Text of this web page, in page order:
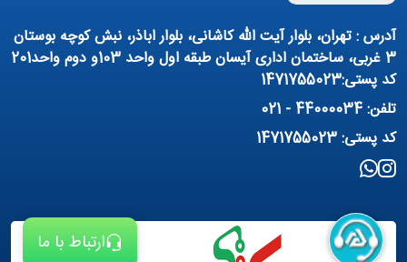
ارتباط با ما
تهویه مطبوع
پمپ هواده
پمپ وکیوم
فیلتراسیون و تصفیه
منبع آب (تانکر آب)
مواد شیمیایی
آدرس : تهران، بلوار آیت الله کاشانی، بلوار اباذر، نبش کوچه بوستان
3 غربی، ساختمان اداری آیسان طبقه اول واحد 103و دوم واحد201
کد پستی:1471755023
تلفن: 44000034 - 021
کد پستی: 1471755023